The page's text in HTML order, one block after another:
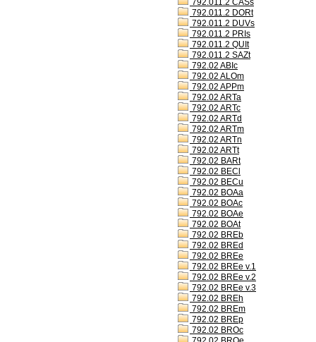
792.011.2 CASs
792.011.2 DORt
792.011.2 DUVs
792.011.2 PRIs
792.011.2 QUIt
792.011.2 SAZt
792.02 ABIc
792.02 ALOm
792.02 APPm
792.02 ARTa
792.02 ARTc
792.02 ARTd
792.02 ARTm
792.02 ARTn
792.02 ARTt
792.02 BARt
792.02 BECl
792.02 BECu
792.02 BOAa
792.02 BOAc
792.02 BOAe
792.02 BOAt
792.02 BREb
792.02 BREd
792.02 BREe
792.02 BREe v.1
792.02 BREe v.2
792.02 BREe v.3
792.02 BREh
792.02 BREm
792.02 BREp
792.02 BROc